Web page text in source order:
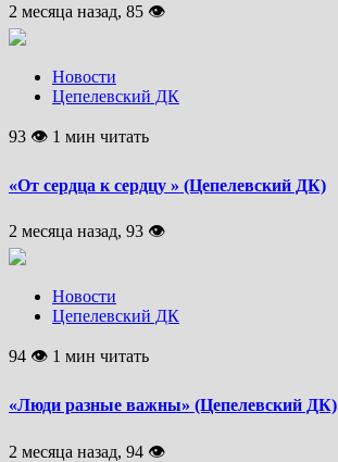
2 месяца назад, 85 👁
Новости
Цепелевский ДК
93 👁 1 мин читать
«От сердца к сердцу » (Цепелевский ДК)
2 месяца назад, 93 👁
Новости
Цепелевский ДК
94 👁 1 мин читать
«Люди разные важны» (Цепелевский ДК)
2 месяца назад, 94 👁